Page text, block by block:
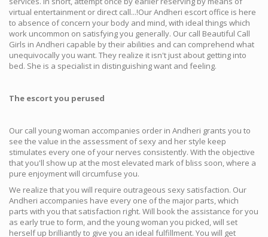
virtual entertainment or direct call...!Our Andheri escort office is here
to absence of concern your body and mind, with ideal things which
work uncommon on satisfying you generally. Our call Beautiful Call
Girls in Andheri capable by their abilities and can comprehend what
unequivocally you want. They realize it isn't just about getting into
bed. She is a specialist in distinguishing want and feeling.
The escort you perused
Our call young woman accompanies order in Andheri grants you to
see the value in the assessment of sexy and her style keep
stimulates every one of your nerves consistently. With the objective
that you'll show up at the most elevated mark of bliss soon, where a
pure enjoyment will circumfuse you.
We realize that you will require outrageous sexy satisfaction. Our
Andheri accompanies have every one of the major parts, which
parts with you that satisfaction right. Will book the assistance for you
as early true to form, and the young woman you picked, will set
herself up brilliantly to give you an ideal fulfillment. You will get